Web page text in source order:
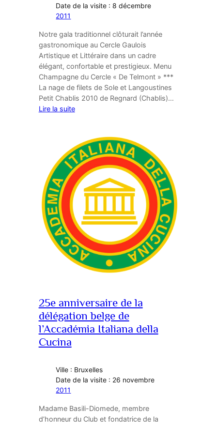
Date de la visite : 8 décembre
2011
Notre gala traditionnel clôturait l’année
gastronomique au Cercle Gaulois
Artistique et Littéraire dans un cadre
élégant, confortable et prestigieux. Menu
Champagne du Cercle « De Telmont » ***
La nage de filets de Sole et Langoustines
Petit Chablis 2010 de Regnard (Chablis)…
Lire la suite
25e anniversaire de la
délégation belge de
l’Accadémia Italiana della
Cucina
Ville : Bruxelles
Date de la visite : 26 novembre
2011
Madame Basili-Diomede, membre
d’honneur du Club et fondatrice de la